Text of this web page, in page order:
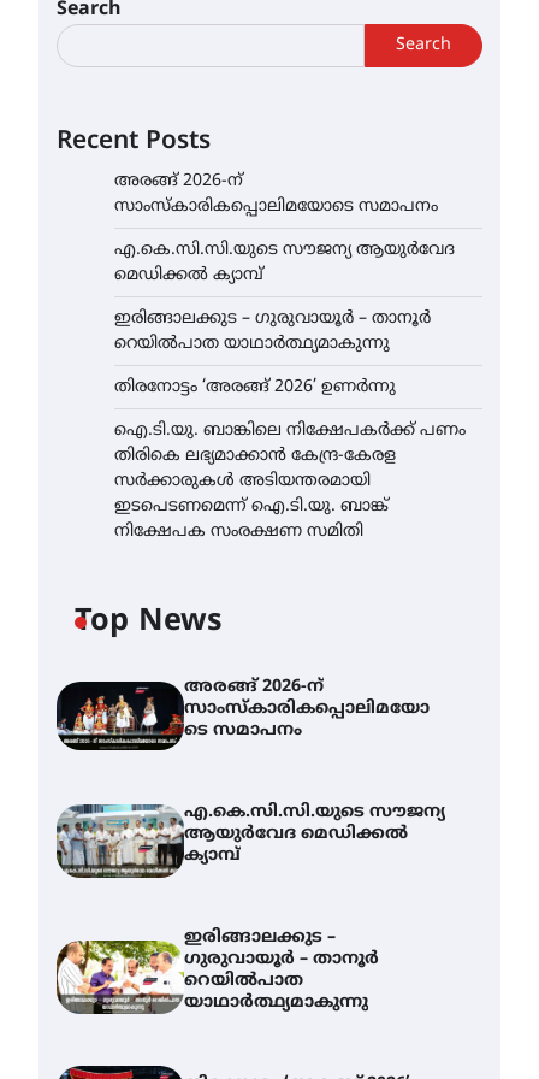
Search
Search
Recent Posts
അരങ്ങ് 2026-ന്
സാംസ്കാരികപ്പൊലിമയോടെ സമാപനം
എ.കെ.സി.സി.യുടെ സൗജന്യ ആയുർവേദ
മെഡിക്കൽ ക്യാമ്പ്
ഇരിങ്ങാലക്കുട – ഗുരുവായൂർ – താനൂർ
റെയിൽപാത യാഥാർത്ഥ്യമാകുന്നു
തിരനോട്ടം ‘അരങ്ങ് 2026’ ഉണർന്നു
ഐ.ടി.യു. ബാങ്കിലെ നിക്ഷേപകർക്ക് പണം
തിരികെ ലഭ്യമാക്കാൻ കേന്ദ്ര-കേരള
സർക്കാരുകൾ അടിയന്തരമായി
ഇടപെടണമെന്ന് ഐ.ടി.യു. ബാങ്ക്
നിക്ഷേപക സംരക്ഷണ സമിതി
Top News
അരങ്ങ് 2026-ന്
സാംസ്കാരികപ്പൊലിമയോ
ടെ സമാപനം
എ.കെ.സി.സി.യുടെ സൗജന്യ
ആയുർവേദ മെഡിക്കൽ
ക്യാമ്പ്
ഇരിങ്ങാലക്കുട –
ഗുരുവായൂർ – താനൂർ
റെയിൽപാത
യാഥാർത്ഥ്യമാകുന്നു